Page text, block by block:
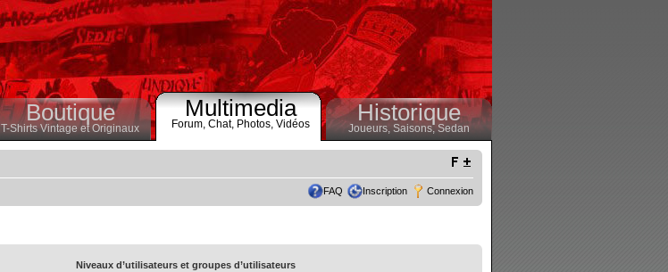
Boutique
T-Shirts Vintage et Originaux
Multimedia
Forum, Chat, Photos, Vidéos Historique
Joueurs, Saisons,Sedan
FAQ Inscription Connexion
Niveaux d’utilisateurs et groupes d’utilisateurs